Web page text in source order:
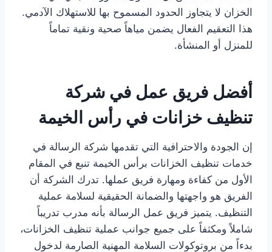
الخزان لا يتجاوز الحدود المسموح بها للاستهلاك الآدمي.
هذا التعقيم الفعال يضمن مياهاً صحية ونقية تماماً
للمنزل أو المنشأة.
أفضل فريق عمل في شركة
تنظيف خزانات في رأس الخيمة
إن الجودة والاحترافية التي تقدمها شركة الرسالة في
خدمات تنظيف الخزانات برأس الخيمة تنبع في المقام
الأول من كفاءة ومهارة فريق عملها. تدرك الشركة أن
الفريق هو واجهتها والضمانة الحقيقية لسلامة عملية
التنظيف. يتميز فريق عمل الرسالة بأنه مدرب تدريباً
شاملاً ومكثفاً على جميع جوانب عملية تنظيف الخزانات،
بدءاً من بروتوكولات السلامة المهنية الصارمة لدخول